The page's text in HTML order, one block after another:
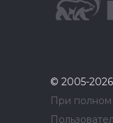
© 2005-
При полном